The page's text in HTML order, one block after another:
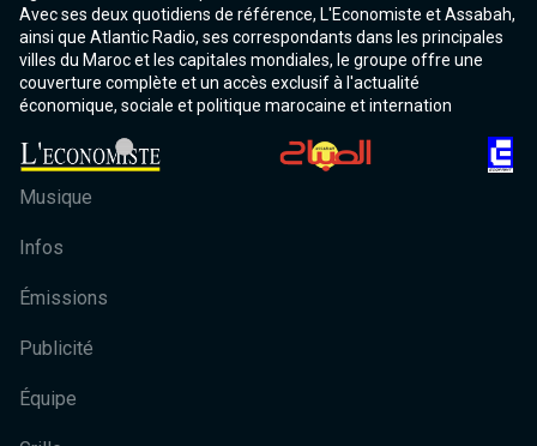
Avec ses deux quotidiens de référence, L'Economiste et Assabah,
ainsi que Atlantic Radio, ses correspondants dans les principales
villes du Maroc et les capitales mondiales, le groupe offre une
couverture complète et un accès exclusif à l'actualité
économique, sociale et politique marocaine et internation
Musique
Infos
Émissions
Publicité
Équipe